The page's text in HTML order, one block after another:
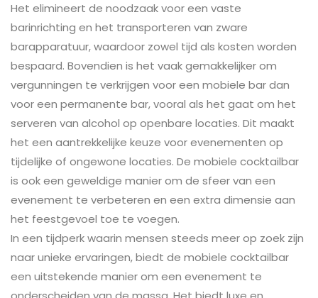
Het elimineert de noodzaak voor een vaste
barinrichting en het transporteren van zware
barapparatuur, waardoor zowel tijd als kosten worden
bespaard. Bovendien is het vaak gemakkelijker om
vergunningen te verkrijgen voor een mobiele bar dan
voor een permanente bar, vooral als het gaat om het
serveren van alcohol op openbare locaties. Dit maakt
het een aantrekkelijke keuze voor evenementen op
tijdelijke of ongewone locaties. De mobiele cocktailbar
is ook een geweldige manier om de sfeer van een
evenement te verbeteren en een extra dimensie aan
het feestgevoel toe te voegen.
In een tijdperk waarin mensen steeds meer op zoek zijn
naar unieke ervaringen, biedt de mobiele cocktailbar
een uitstekende manier om een evenement te